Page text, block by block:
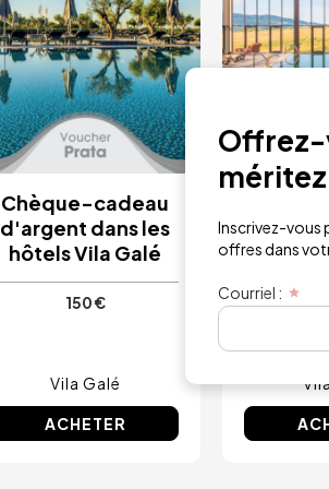
Chèque-cadeau
d'argent dans les
hôtels Vila Galé
150 €
Vila Galé
ACHETER
dans
Offrez-
Inscrivez-vous
offres dans
Courriel :